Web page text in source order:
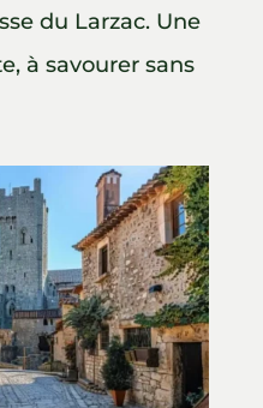
du Larzac. Une
à savourer sans